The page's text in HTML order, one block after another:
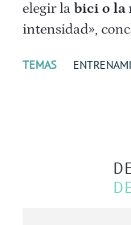
elegir la bici o la
intensidad»,
TEMAS